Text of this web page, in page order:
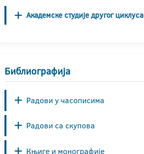
Академске студије другог циклуса
Библиографија
Радови у часописима
Радови са скупова
Књиге и монографије